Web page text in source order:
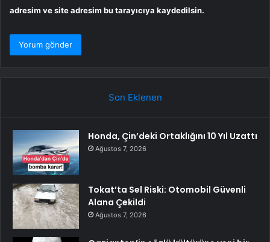
adresim ve site adresim bu tarayıcıya kaydedilsin.
Son Eklenen
Honda, Çin’deki Ortaklığını 10 Yıl Uzattı
Ağustos 7, 2026
Tokat’ta Sel Riski: Otomobil Güvenli
Alana Çekildi
Ağustos 7, 2026